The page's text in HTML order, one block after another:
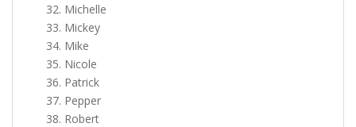
Michelle
Mickey
Mike
Nicole
Patrick
Pepper
Robert